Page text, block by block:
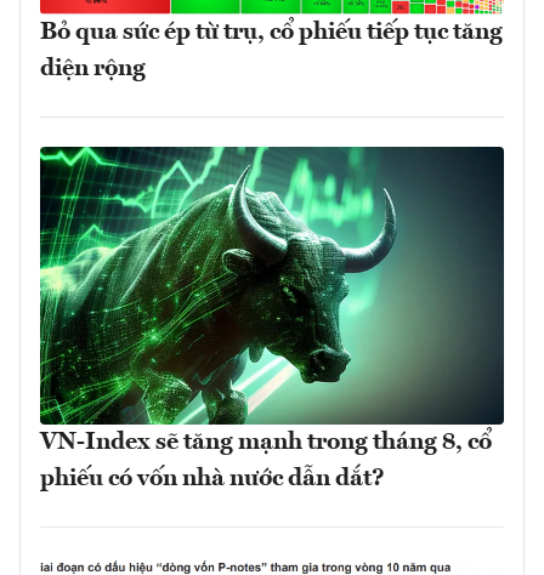
Bỏ qua sức ép từ trụ, cổ phiếu tiếp tục tăng
diện rộng
VN-Index sẽ tăng mạnh trong tháng 8, cổ
phiếu có vốn nhà nước dẫn dắt?